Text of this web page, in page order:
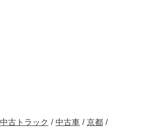
中古トラック / 中古車 / 京都 /